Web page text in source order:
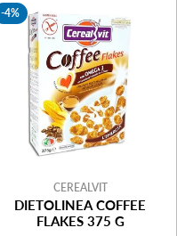
-4%
CEREALVIT
DIETOLINEA COFFEE
FLAKES 375 G